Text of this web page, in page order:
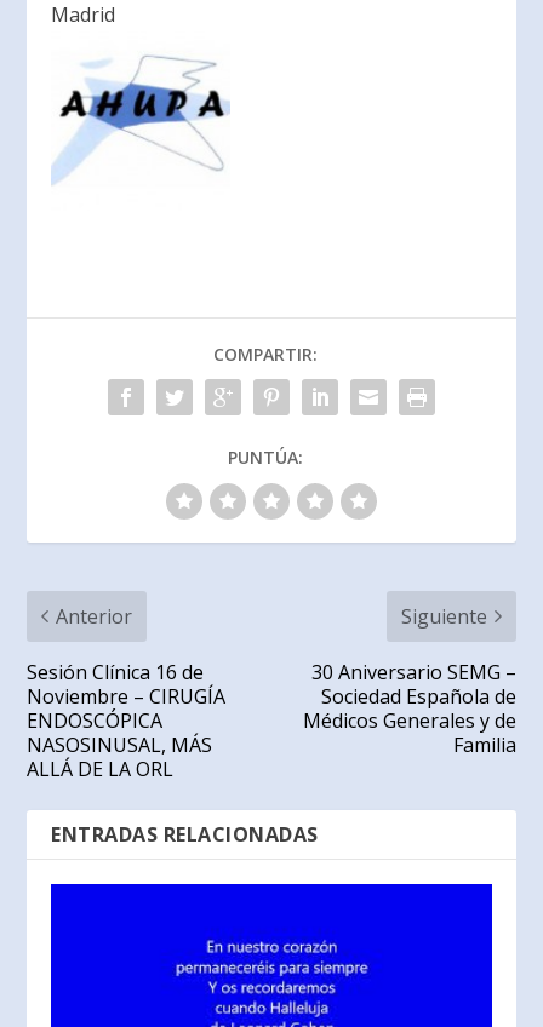
Madrid
COMPARTIR:
PUNTÚA:
Anterior
Sesión Clínica 16 de
Noviembre – CIRUGÍA
ENDOSCÓPICA
NASOSINUSAL, MÁS
ALLÁ DE LA ORL
Siguiente
30 Aniversario SEMG –
Sociedad Española de
Médicos Generales y de
Familia
ENTRADAS RELACIONADAS